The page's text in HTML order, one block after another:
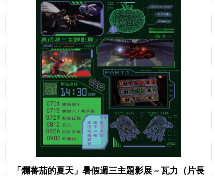
「爛蕃茄的夏天」暑假週三主題影展 ~ 瓦力（片長